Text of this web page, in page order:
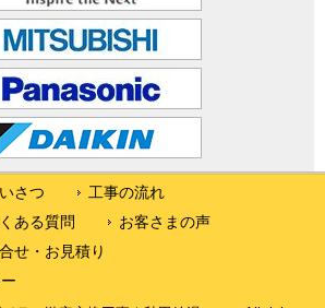
さつ
工事の流れ
ある質問
お客さまの声
せ・お見積り